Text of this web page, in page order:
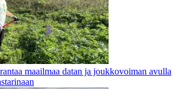
maailmaa datan ja joukkovoiman avulla